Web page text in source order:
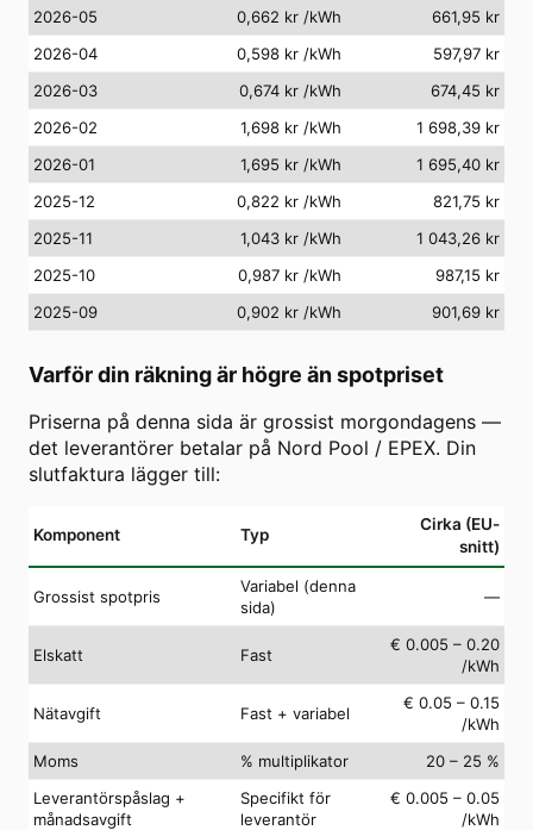
2026-05
0,662 kr /kWh
661,95 kr
2026-04
0,598 kr /kWh
597,97 kr
2026-03
0,674 kr /kWh
674,45 kr
2026-02
1,698 kr /kWh
1 698,39 kr
2026-01
1,695 kr /kWh
1 695,40 kr
2025-12
0,822 kr /kWh
821,75 kr
2025-11
1,043 kr /kWh
1 043,26 kr
2025-10
0,987 kr /kWh
987,15 kr
2025-09
0,902 kr /kWh 901,69 kr
Varför din räkning är högre än spotpriset
Priserna på denna sida är grossist morgondagens —
det leverantörer betalar på Nord Pool / EPEX. Din
slutfaktura lägger till:
Komponent Typ
Cirka (EU-
snitt)
Grossist spotpris
Variabel (denna
sida)
—
Elskatt Fast
€ 0.005 – 0.20
/kWh
Nätavgift Fast + variabel
€ 0.05 – 0.15
/kWh
Moms
% multiplikator
20 – 25 %
Leverantörspåslag +
månadsavgift
Specifikt för
leverantör
€ 0.005 – 0.05
/kWh